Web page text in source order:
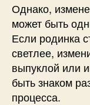
Однако,
может быть
Если родинка
светлее,
выпуклой или
быть знаком
процесса.